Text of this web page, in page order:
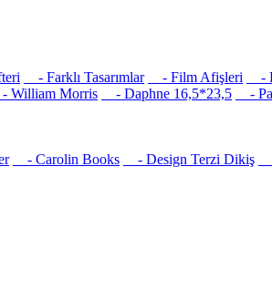
- Farklı Tasarımlar - Film Afişleri -
William Morris - Daphne 16,5*23,5
-
- Carolin Books - Design Terzi Dikiş